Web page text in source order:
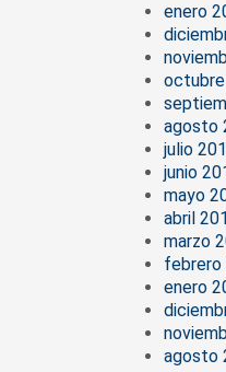
enero
agosto
julio
junio
mayo
abril
marzo
febrero
enero
agosto